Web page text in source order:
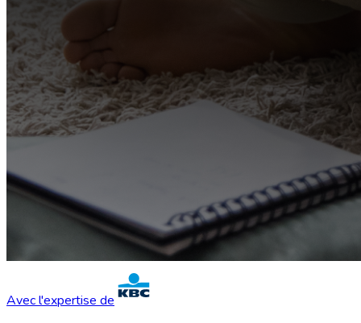
Avec l'expertise de